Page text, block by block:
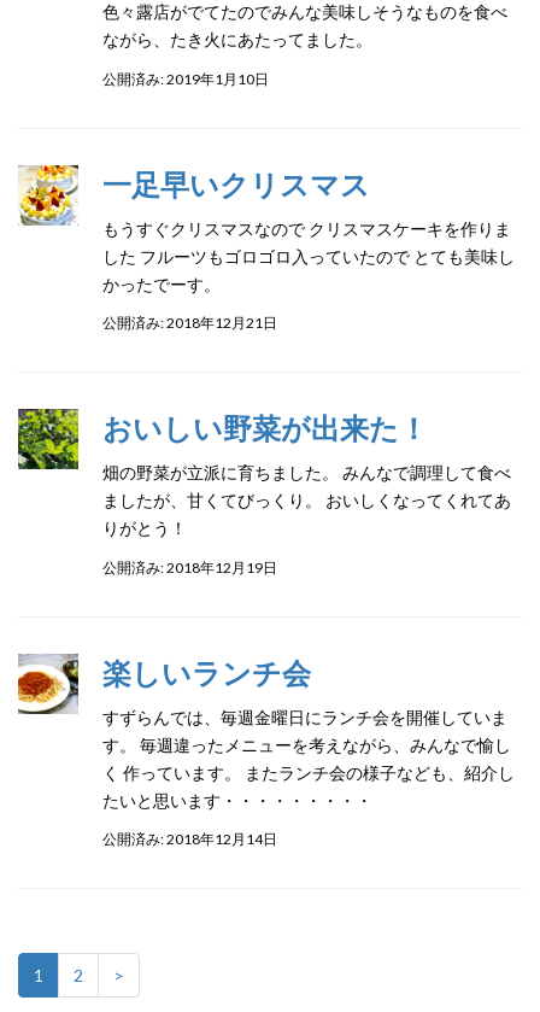
色々露店がでてたのでみんな美味しそうなものを食べ
ながら、たき火にあたってました。
公開済み: 2019年1月10日
一足早いクリスマス
もうすぐクリスマスなので クリスマスケーキを作りま
した フルーツもゴロゴロ入っていたので とても美味し
かったでーす。
公開済み: 2018年12月21日
おいしい野菜が出来た！
畑の野菜が立派に育ちました。 みんなで調理して食べ
ましたが、甘くてびっくり。 おいしくなってくれてあ
りがとう！
公開済み: 2018年12月19日
楽しいランチ会
すずらんでは、毎週金曜日にランチ会を開催していま
す。 毎週違ったメニューを考えながら、みんなで愉し
く 作っています。 またランチ会の様子なども、紹介し
たいと思います・・・・・・・・・
公開済み: 2018年12月14日
1 2 >